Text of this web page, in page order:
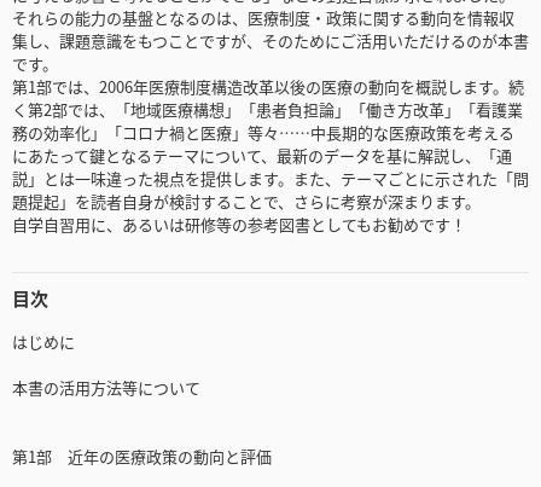
それらの能力の基盤となるのは、医療制度・政策に関する動向を情報収
集し、課題意識をもつことですが、そのためにご活用いただけるのが本書
です。
第1部では、2006年医療制度構造改革以後の医療の動向を概説します。続
く第2部では、「地域医療構想」「患者負担論」「働き方改革」「看護業
務の効率化」「コロナ禍と医療」等々……中長期的な医療政策を考える
にあたって鍵となるテーマについて、最新のデータを基に解説し、「通
説」とは一味違った視点を提供します。また、テーマごとに示された「問
題提起」を読者自身が検討することで、さらに考察が深まります。
自学自習用に、あるいは研修等の参考図書としてもお勧めです！
目次
はじめに
本書の活用方法等について
第1部 近年の医療政策の動向と評価